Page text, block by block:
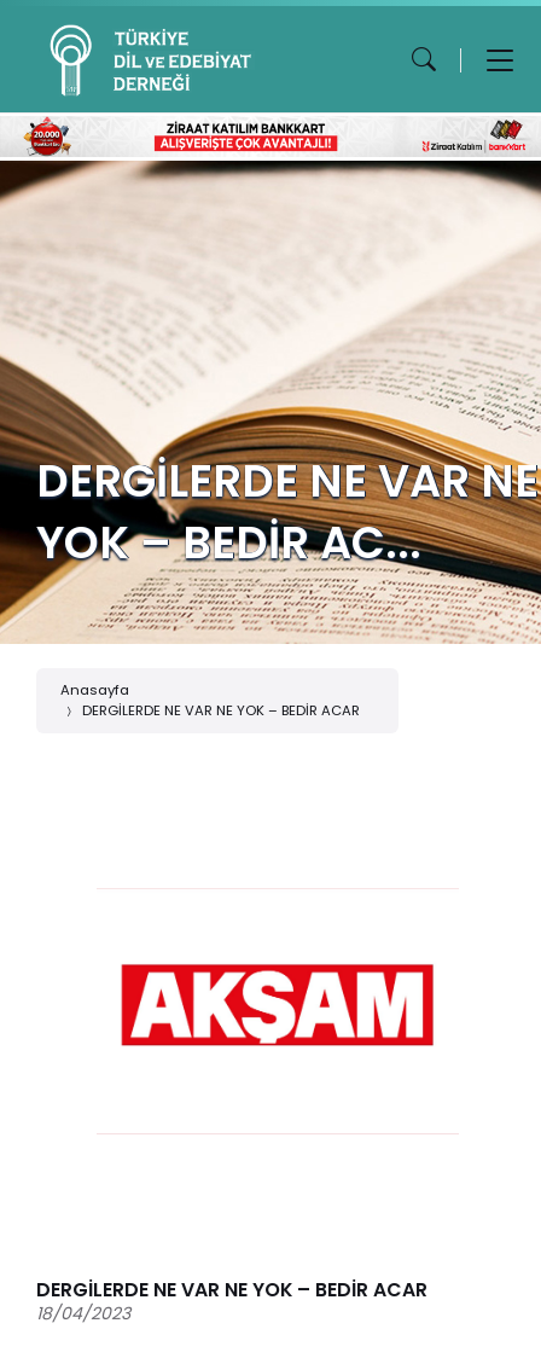
DERGİLERDE NE VAR NE
YOK – BEDİR AC...
Anasayfa
DERGİLERDE NE VAR NE YOK – BEDİR ACAR
DERGİLERDE NE VAR NE YOK – BEDİR ACAR
18/04/2023